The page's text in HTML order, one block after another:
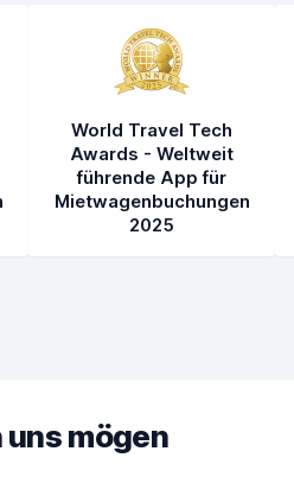
World Travel Tech
Awards - Weltweit
führende App für
Mietwagenbuchungen
2025
uns mögen